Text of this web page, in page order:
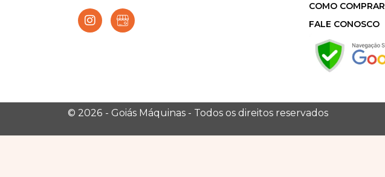
COMO COMPRAR
FALE CONOSCO
© 2026 - Goiás Máquinas - Todos os direitos reservados